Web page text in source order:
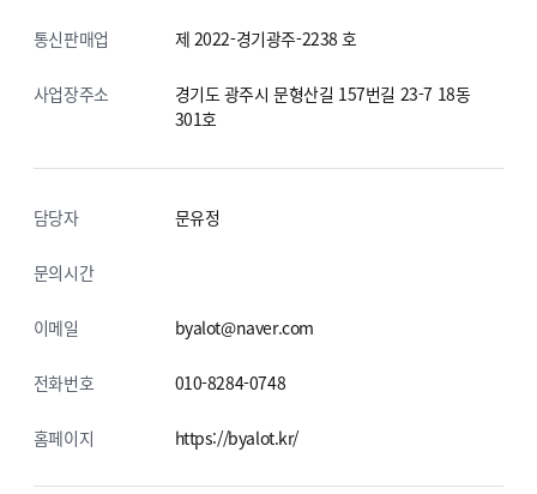
통신판매업 제 2022-경기광주-2238 호
사업장주소 경기도 광주시 문형산길 157번길 23-7 18동
301호
담당자 문유정
문의시간
이메일 byalot@naver.com
전화번호 010-8284-0748
홈페이지 https://byalot.kr/